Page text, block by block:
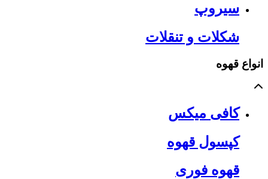
سیروپ
شکلات و تنقلات
انواع قهوه
کافی میکس
کپسول قهوه
قهوه فوری